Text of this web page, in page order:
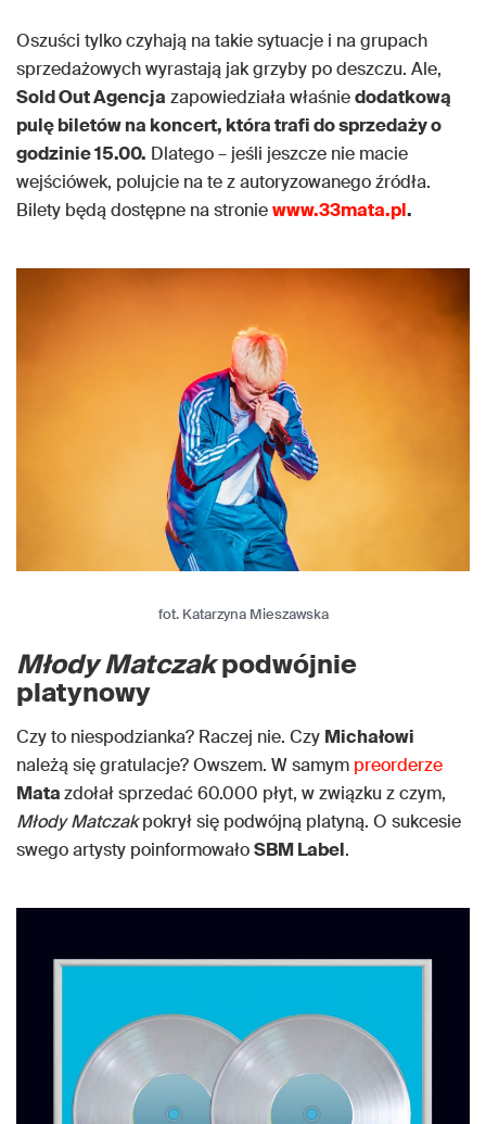
Oszuści tylko czyhają na takie sytuacje i na grupach
sprzedażowych wyrastają jak grzyby po deszczu. Ale,
Sold Out Agencja zapowiedziała właśniedodatkową
pulę biletów na koncert, która trafi do sprzedaży o
godzinie 15.00. Dlatego – jeśli jeszcze nie macie
wejściówek, polujcie na te z autoryzowanego źródła.
Bilety będą dostępne na stroniewww.33mata.pl.
fot. Katarzyna Mieszawska
Młody Matczakpodwójnie
platynowy
Czy to niespodzianka? Raczej nie. Czy Michałowi
należą się gratulacje? Owszem. W samym preorderze
Matazdołał sprzedać 60.000 płyt, w związku z czym,
Młody Matczakpokrył się podwójną platyną. O sukcesie
swego artysty poinformowałoSBM Label.